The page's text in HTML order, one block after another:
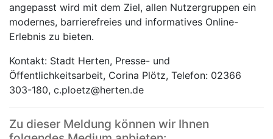
angepasst wird mit dem Ziel, allen Nutzergruppen ein
modernes, barrierefreies und informatives Online-
Erlebnis zu bieten.
Kontakt: Stadt Herten, Presse- und
Öffentlichkeitsarbeit, Corina Plötz, Telefon: 02366
303-180, c.ploetz@herten.de
Zu dieser Meldung können wir Ihnen